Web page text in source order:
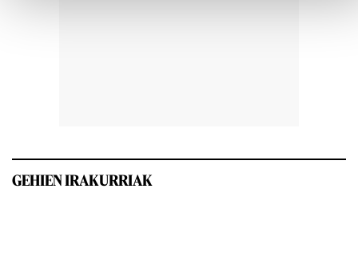
GEHIEN IRAKURRIAK